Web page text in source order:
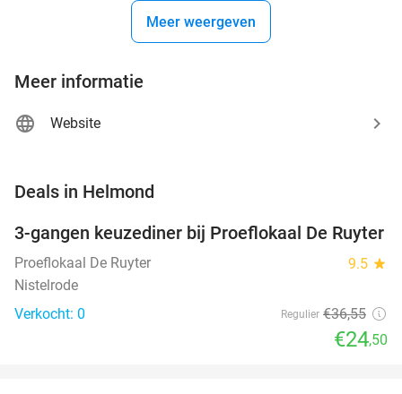
Meer weergeven
Meer informatie
Website
Deals in Helmond
33%
NEW
TODAY
3-gangen keuzediner bij Proeflokaal De Ruyter
Proeflokaal De Ruyter 9.5 star
Nistelrode
Verkocht: 0
Regulier €36,55
€24,50